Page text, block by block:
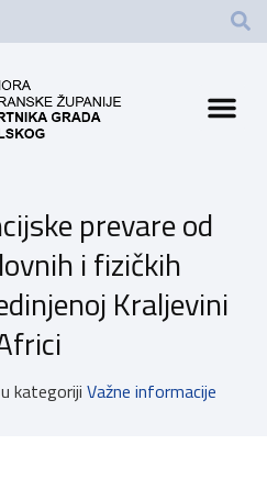
prevare od
i fizičkih
Kraljevini
u kategoriji Važne informacije